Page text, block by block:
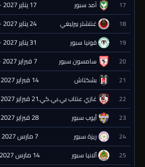
17 آمد سبور 17 يناير 2027 - 19:00
18 غنتشلر بيرليغي 24 يناير 2027 - 19:00
19 قونيا سبور 31 يناير 2027 - 19:00
20 سامسون سبور 7 فبراير 2027 - 19:00
21 بشكتاش 14 فبراير 2027 - 19:00
22 غازي عنتاب بي.بي.كي.21 فبراير 2027 - 19:00
23 أيوب سبور 28 فبراير 2027 - 19:00
24 ريزة سبور 7 مارس 2027 - 19:00
25 ألانيا سبور 14 مارس 2027 - 19:00